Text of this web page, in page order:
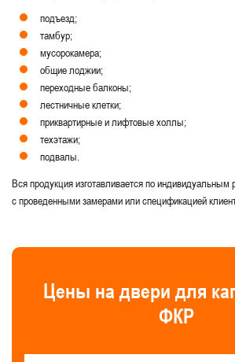
Для общественных зданий
Для общежитий
С фрамугой
Левые Стандартные
Серые Для подъезда
С армированным стеклопакетом
С остеклением более 50%
С ручками скобами и рейлингами
Светопрозрачные металлические двери
подъезд;
тамбур;
мусорокамера;
общие лоджии;
переходные балконы;
лестничные клетки;
приквартирные и лифтовые холлы;
техэтажи;
подвалы.
Вся продукция изготавливается по индивидуальным
с проведенными замерами или спецификацией
Цены на двери для
ФКР